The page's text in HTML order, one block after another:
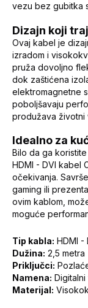
vezu bez gubitka
Dizajn koji
Ovaj kabel je
izradom i
pruža dovoljno
dok zaštićena
elektromagnetne
poboljšavaju
produžava životni
Idealno za
Bilo da ga
HDMI - DVI kabel
očekivanja.
gaming ili
ovim kablom,
moguće
Tip kabla: HDMI -
Dužina: 2,5 metra
Priključci:
Namena:
Materijal: